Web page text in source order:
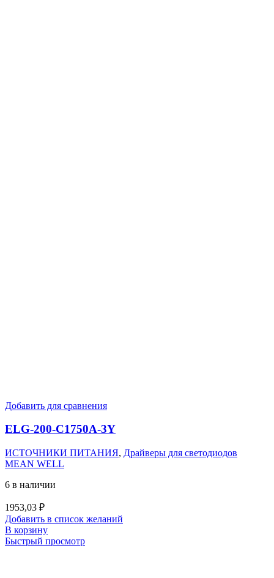
Добавить для сравнения
ELG-200-C1750A-3Y
ИСТОЧНИКИ ПИТАНИЯ, Драйверы для светодиодов
MEAN WELL
6 в наличии
1953,03 ₽
Добавить в список желаний
В корзину
Быстрый просмотр